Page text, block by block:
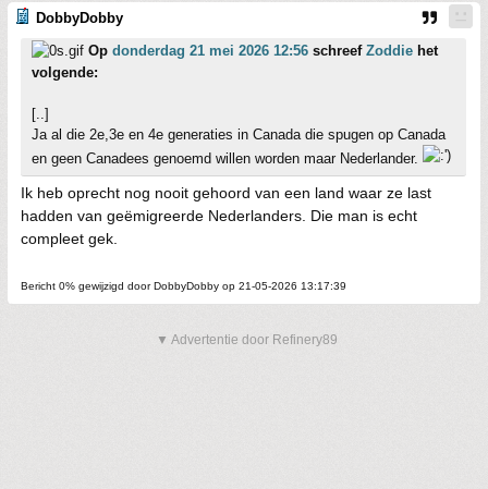
DobbyDobby
Op donderdag 21 mei 2026 12:56 schreef Zoddie het
volgende:
[..]
Ja al die 2e,3e en 4e generaties in Canada die spugen op Canada
en geen Canadees genoemd willen worden maar Nederlander.
Ik heb oprecht nog nooit gehoord van een land waar ze last
hadden van geëmigreerde Nederlanders. Die man is echt
compleet gek.
Bericht 0% gewijzigd door DobbyDobby op 21-05-2026 13:17:39
▼ Advertentie door Refinery89